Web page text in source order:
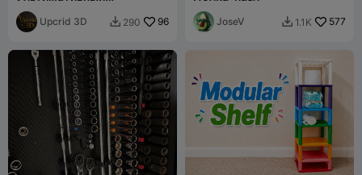
еженедельный органайзер
и дозатор для таблеток с
гравитационным
каскадом
Upcrid 3D  290 96 JoseV  1.1K 577